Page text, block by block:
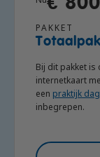
PAKKET
Bij dit pakket is
internetkaart
een praktijk
inbegrepen.